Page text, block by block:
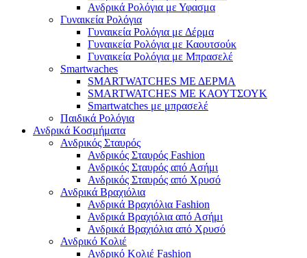
Ανδρικά Ρολόγια με Υφασμα
Γυναικεία Ρολόγια
Γυναικεία Ρολόγια με Δέρμα
Γυναικεία Ρολόγια με Καουτσούκ
Γυναικεία Ρολόγια με Μπρασελέ
Smartwaches
SMARTWATCHES ΜΕ ΔΕΡΜΑ
SMARTWATCHES ΜΕ ΚΑΟΥΤΣΟΥΚ
Smartwatches με μπρασελέ
Παιδικά Ρολόγια
Ανδρικά Κοσμήματα
Ανδρικός Σταυρός
Ανδρικός Σταυρός Fashion
Ανδρικός Σταυρός από Ασήμι
Ανδρικός Σταυρός από Χρυσό
Ανδρικά Βραχιόλια
Ανδρικά Βραχιόλια Fashion
Ανδρικά Βραχιόλια από Ασήμι
Ανδρικά Βραχιόλια από Χρυσό
Ανδρικό Κολιέ
Ανδρικό Κολιέ Fashion